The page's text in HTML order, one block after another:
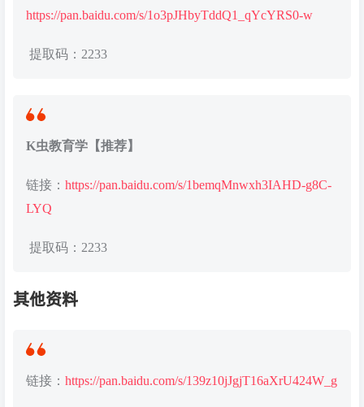
https://pan.baidu.com/s/1o3pJHbyTddQ1_qYcYRS0-w
提取码：2233
K虫教育学【推荐】
链接： https://pan.baidu.com/s/1bemqMnwxh3IAHD-g8C-
LYQ
提取码：2233
其他资料
链接： https://pan.baidu.com/s/139z10jJgjT16aXrU424W_g